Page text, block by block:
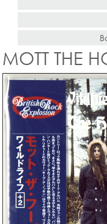
MOTT THE